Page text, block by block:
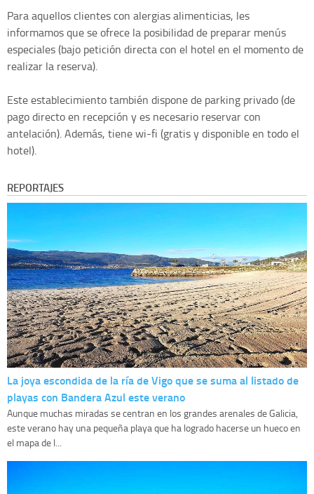
Para aquellos clientes con alergias alimenticias, les
informamos que se ofrece la posibilidad de preparar menús
especiales (bajo petición directa con el hotel en el momento de
realizar la reserva).
Este establecimiento también dispone de parking privado (de
pago directo en recepción y es necesario reservar con
antelación). Además, tiene wi-fi (gratis y disponible en todo el
hotel).
REPORTAJES
La joya escondida de la ría de Vigo que se suma al listado de
playas con Bandera Azul este verano
Aunque muchas miradas se centran en los grandes arenales de Galicia,
este verano hay una pequeña playa que ha logrado hacerse un hueco en
el mapa de l...